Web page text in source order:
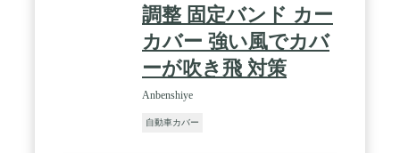
調整 固定バンド カー
カバー 強い風でカバ
ーが吹き飛 対策
Anbenshiye
自動車カバー